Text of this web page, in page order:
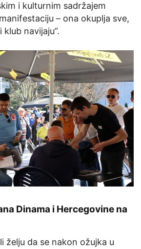
i kulturnim sadržajem
– ona okuplja sve,
navijaju”.
Dinama i Hercegovine na
želju da se nakon ožujka u